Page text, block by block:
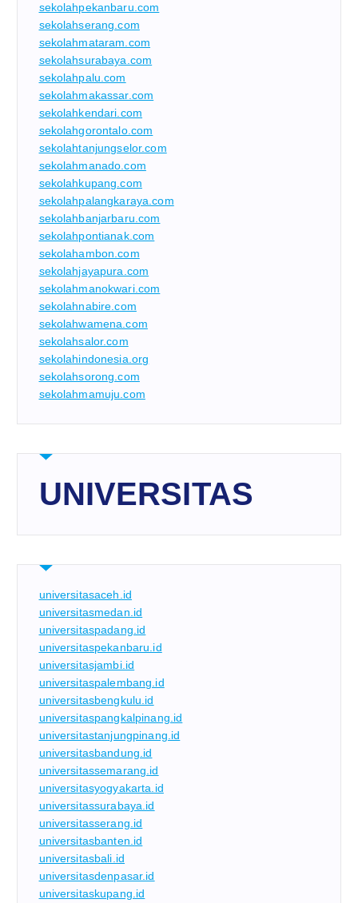
sekolahpekanbaru.com
sekolahserang.com
sekolahmataram.com
sekolahsurabaya.com
sekolahpalu.com
sekolahmakassar.com
sekolahkendari.com
sekolahgorontalo.com
sekolahtanjungselor.com
sekolahmanado.com
sekolahkupang.com
sekolahpalangkaraya.com
sekolahbanjarbaru.com
sekolahpontianak.com
sekolahambon.com
sekolahjayapura.com
sekolahmanokwari.com
sekolahnabire.com
sekolahwamena.com
sekolahsalor.com
sekolahindonesia.org
sekolahsorong.com
sekolahmamuju.com
UNIVERSITAS
universitasaceh.id
universitasmedan.id
universitaspadang.id
universitaspekanbaru.id
universitasjambi.id
universitaspalembang.id
universitasbengkulu.id
universitaspangkalpinang.id
universitastanjungpinang.id
universitasbandung.id
universitassemarang.id
universitasyogyakarta.id
universitassurabaya.id
universitasserang.id
universitasbanten.id
universitasbali.id
universitasdenpasar.id
universitaskupang.id